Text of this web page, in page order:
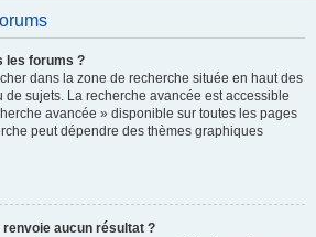
les forums ?
dans la zone de recherche située en haut des
de sujets. La recherche avancée est accessible
avancée » disponible sur toutes les pages
peut dépendre des thèmes graphiques
aucun résultat ?